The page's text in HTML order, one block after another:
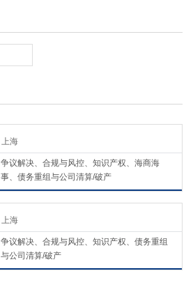
上海
争议解决、合规与风控、知识产权、海商海
事、债务重组与公司清算/破产
上海
争议解决、合规与风控、知识产权、债务重组
与公司清算/破产